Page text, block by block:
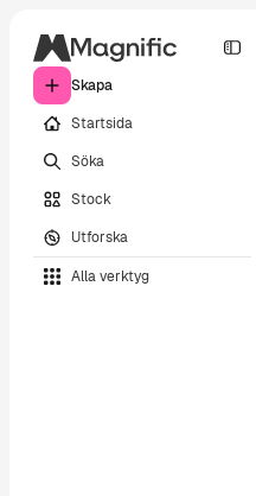
Skapa
Startsida
Söka
Stock
Utforska
Alla verktyg